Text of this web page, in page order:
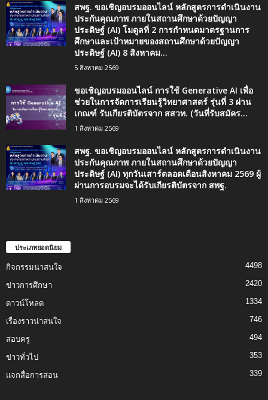
สพฐ. ขอเชิญอบรมออนไลน์ หลักสูตรการดำเนินงาน
ประกันคุณภาพ ภายในสถานศึกษาด้วยปัญญา
ประดิษฐ์ (AI) โมดูลที่ 2 การกำหนดมาตรฐานการ
ศึกษาและเป้าหมายของสถานศึกษาด้วยปัญญา
ประดิษฐ์ (AI) 8 สิงหาคม...
5 สิงหาคม 2569
ขอเชิญอบรมออนไลน์ การใช้ Generative AI เพื่อ
ช่วยในการจัดการเรียนรู้วิทยาศาสตร์ รุ่นที่ 3 ผ่าน
เกณฑ์ รับเกียรติบัตรจาก สสวท. (วันที่รับสมัคร...
1 สิงหาคม 2569
สพฐ. ขอเชิญอบรมออนไลน์ หลักสูตรการดำเนินงาน
ประกันคุณภาพ ภายในสถานศึกษาด้วยปัญญา
ประดิษฐ์ (AI) ทุกวันเสาร์ตลอดเดือนสิงหาคม 2569 ผู้
ผ่านการอบรมจะได้รับเกียรติบัตรจาก สพฐ.
1 สิงหาคม 2569
ประเภทยอดนิยม
กิจกรรมน่าสนใจ 4498
ข่าวการศึกษา 2420
ดาวน์โหลด 1334
เรื่องราวน่าสนใจ 746
สอบครู 494
ข่าวทั่วไป 353
แจกสื่อการสอน 339